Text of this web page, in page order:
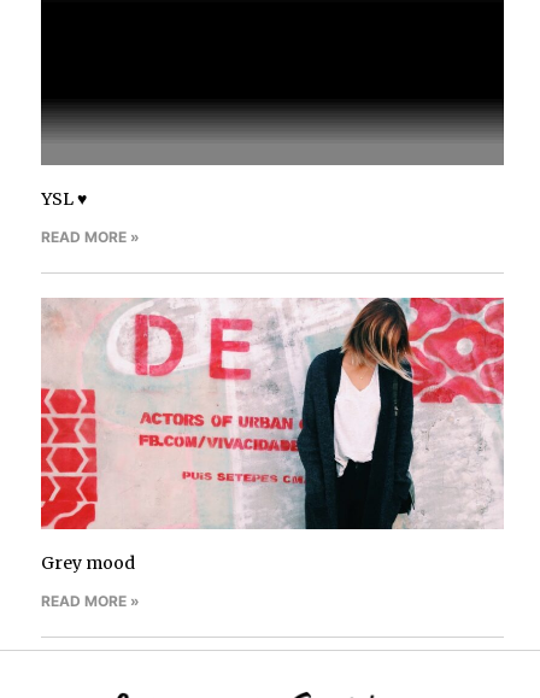
YSL ♥
READ MORE »
Grey mood
READ MORE »